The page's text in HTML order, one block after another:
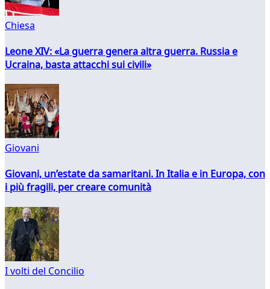
Chiesa
Leone XIV: «La guerra genera altra guerra. Russia e
Ucraina, basta attacchi sui civili»
Giovani
Giovani, un’estate da samaritani. In Italia e in Europa, con
i più fragili, per creare comunità
I volti del Concilio